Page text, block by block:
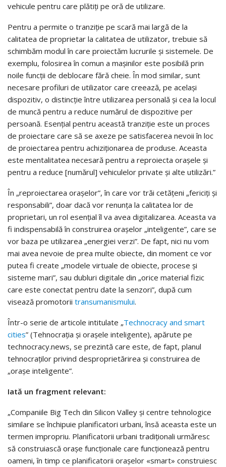
vehicule pentru care plătiți pe oră de utilizare.
Pentru a permite o tranziție pe scară mai largă de la
calitatea de proprietar la calitatea de utilizator, trebuie să
schimbăm modul în care proiectăm lucrurile și sistemele. De
exemplu, folosirea în comun a mașinilor este posibilă prin
noile funcții de deblocare fără cheie. În mod similar, sunt
necesare profiluri de utilizator care creează, pe același
dispozitiv, o distincție între utilizarea personală și cea la locul
de muncă pentru a reduce numărul de dispozitive per
persoană. Esențial pentru această tranziție este un proces
de proiectare care să se axeze pe satisfacerea nevoii în loc
de proiectarea pentru achiziționarea de produse. Aceasta
este mentalitatea necesară pentru a reproiecta orașele și
pentru a reduce [numărul] vehiculelor private și alte utilizări.”
În „reproiectarea orașelor”, în care vor trăi cetățeni „fericiți și
responsabili”, doar dacă vor renunța la calitatea lor de
proprietari, un rol esențial îl va avea digitalizarea. Aceasta va
fi indispensabilă în construirea orașelor „inteligente”, care se
vor baza pe utilizarea „energiei verzi”. De fapt, nici nu vom
mai avea nevoie de prea multe obiecte, din moment ce vor
putea fi create „modele virtuale de obiecte, procese și
sisteme mari”, sau dubluri digitale din „orice material fizic
care este conectat pentru date la senzori”, după cum
visează promotorii transumanismului.
Într-o serie de articole intitulate „Technocracy and smart
cities” (Tehnocrația și orașele inteligente), apărute pe
technocracy.news, se prezintă care este, de fapt, planul
tehnocraților privind desproprietărirea și construirea de
„orașe inteligente”.
Iată un fragment relevant:
„Companiile Big Tech din Silicon Valley și centre tehnologice
similare se închipuie planificatori urbani, însă aceasta este un
termen impropriu. Planificatorii urbani tradiționali urmăresc
să construiască orașe funcționale care funcționează pentru
oameni, în timp ce planificatorii orașelor «smart» construiesc